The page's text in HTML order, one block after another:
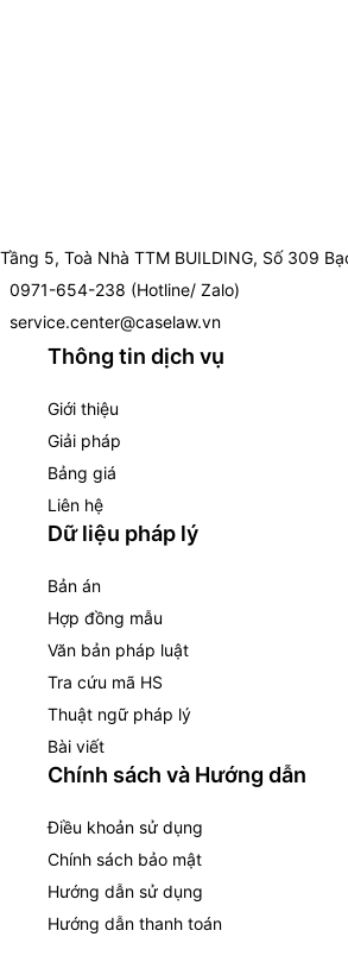
Tầng 5, Toà Nhà TTM BUILDING, Số 309
0971-654-238 (Hotline/ Zalo)
service.center@caselaw.vn
Thông tin dịch vụ
Giới thiệu
Giải pháp
Bảng giá
Liên hệ
Dữ liệu pháp lý
Bản án
Hợp đồng mẫu
Văn bản pháp luật
Tra cứu mã HS
Thuật ngữ pháp lý
Bài viết
Chính sách và Hướng dẫn
Điều khoản sử dụng
Chính sách bảo mật
Hướng dẫn sử dụng
Hướng dẫn thanh toán